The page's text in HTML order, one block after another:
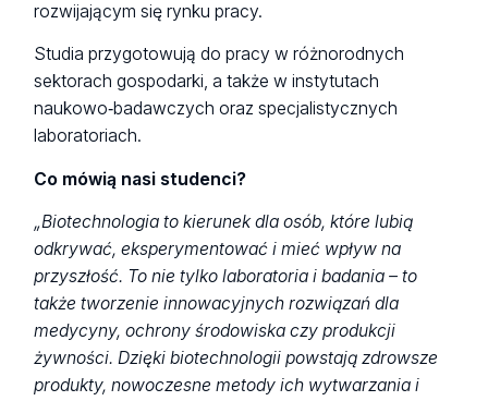
rozwijającym się rynku pracy.
Studia przygotowują do pracy w różnorodnych
sektorach gospodarki, a także w instytutach
naukowo‑badawczych oraz specjalistycznych
laboratoriach.
Co mówią nasi studenci?
„Biotechnologia to kierunek dla osób, które lubią
odkrywać, eksperymentować i mieć wpływ na
przyszłość. To nie tylko laboratoria i badania – to
także tworzenie innowacyjnych rozwiązań dla
medycyny, ochrony środowiska czy produkcji
żywności. Dzięki biotechnologii powstają zdrowsze
produkty, nowoczesne metody ich wytwarzania i